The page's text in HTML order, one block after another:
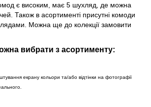
є високим, має 5 шухляд, де можна
Також в асортименті присутні комоди
Можна ще до колекції замовити
вибрати з асортименту:
екрану кольори та/або відтінки на фотографії